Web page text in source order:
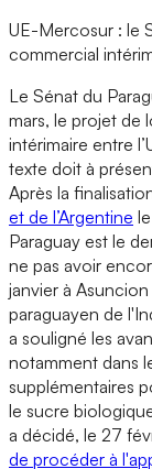
UE-Mercosur : le
commercial
Le Sénat du
mars, le projet de
intérimaire entre
texte doit à
Après la
et de l’Argentine
Paraguay est le
ne pas avoir
janvier à
paraguayen de
a souligné les
notamment dans
supplémentaires
le sucre
a décidé, le 27
de procéder à